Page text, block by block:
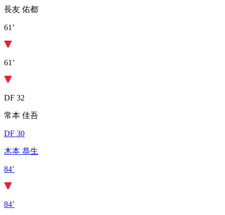
長友 佑都
61’
61’
DF 32
常本 佳吾
DF 30
木本 恭生
84’
84’